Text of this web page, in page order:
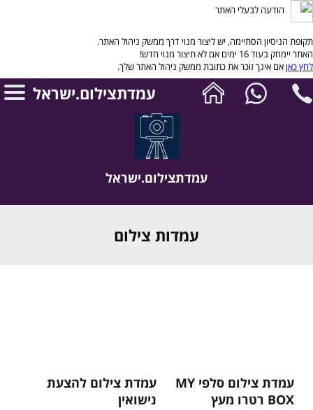
הודעה לבעלי האתר
תקופת הניסיון הסתיימה, יש ליצור מנוי דרך ממשק ניהול האתר.
האתר יימחק בעוד 16 ימים אם לא תיצור מנוי חדש!
לחץ כאןאם אינך זוכר את כתובת ממשק ניהול האתר שלך.
עמדתצילום.ישראל
עמדתצילום.ישראל
עמדות צילום
עמדת צילום סלפי MY
BOX רטרו מעץ
עמדת צילום להצעת
נישואין